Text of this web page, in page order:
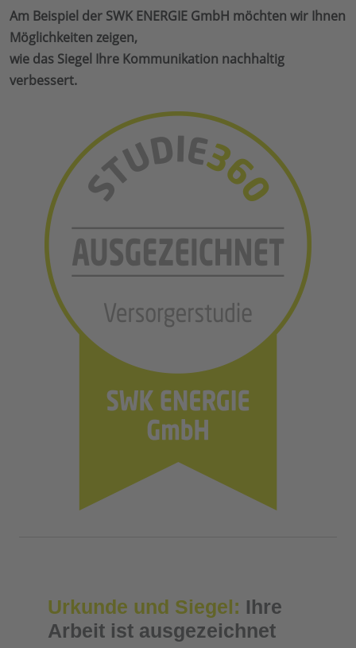
Am Beispiel der SWK ENERGIE GmbH möchten wir Ihnen
Möglichkeiten zeigen,
wie das Siegel Ihre Kommunikation nachhaltig
verbessert.
Urkunde und Siegel: Ihre
Arbeit ist ausgezeichnet